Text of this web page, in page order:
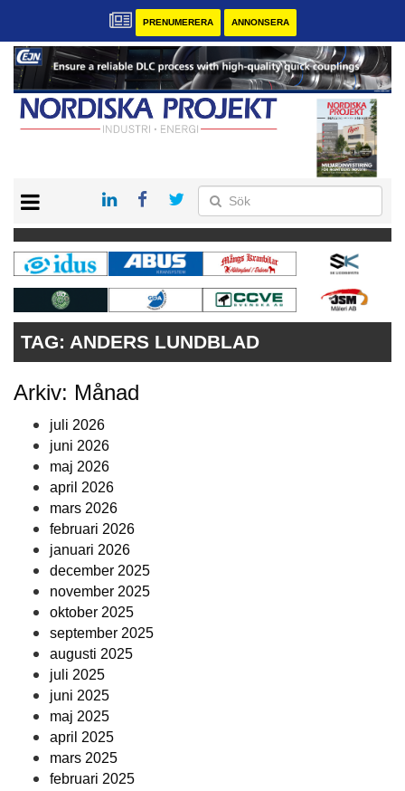
PRENUMERERA ANNONSERA
KONTAKT
VÅRA ANDRA MAGASIN
PRENUMERERA
ANNONSERA
TAG: ANDERS LUNDBLAD
Arkiv: Månad
juli 2026
juni 2026
maj 2026
april 2026
mars 2026
februari 2026
januari 2026
december 2025
november 2025
oktober 2025
september 2025
augusti 2025
juli 2025
juni 2025
maj 2025
april 2025
mars 2025
februari 2025